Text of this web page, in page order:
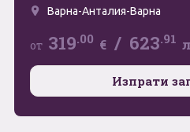
Декември
Варна-Анталия-Варна
от 319.00 € / 623.91
Изпрати